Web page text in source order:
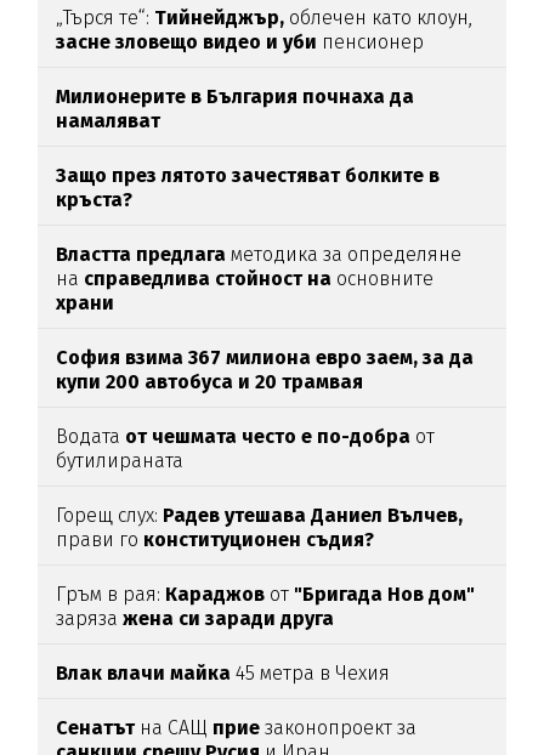
„Търся те“: Тийнейджър, облечен като клоун,
засне зловещо видео и уби пенсионер
Милионерите в България почнаха да
намаляват
Защо през лятото зачестяват болките в
кръста?
Властта предлага методика за определяне
на справедлива стойност на основните
храни
София взима 367 милиона евро заем, за да
купи 200 автобуса и 20 трамвая
Водата от чешмата често е по-добра от
бутилираната
Горещ слух: Радев утешава Даниел Вълчев,
прави го конституционен съдия?
Гръм в рая: Караджов от "Бригада Нов дом"
зарязажена си заради друга
Влак влачи майка 45 метра в Чехия
Сенатътна САЩ прие законопроект за